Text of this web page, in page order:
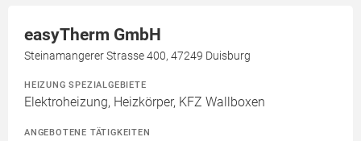
easyTherm GmbH
Steinamangerer Strasse 400, 47249 Duisburg
HEIZUNG SPEZIALGEBIETE
Elektroheizung, Heizkörper, KFZ Wallboxen
ANGEBOTENE TÄTIGKEITEN